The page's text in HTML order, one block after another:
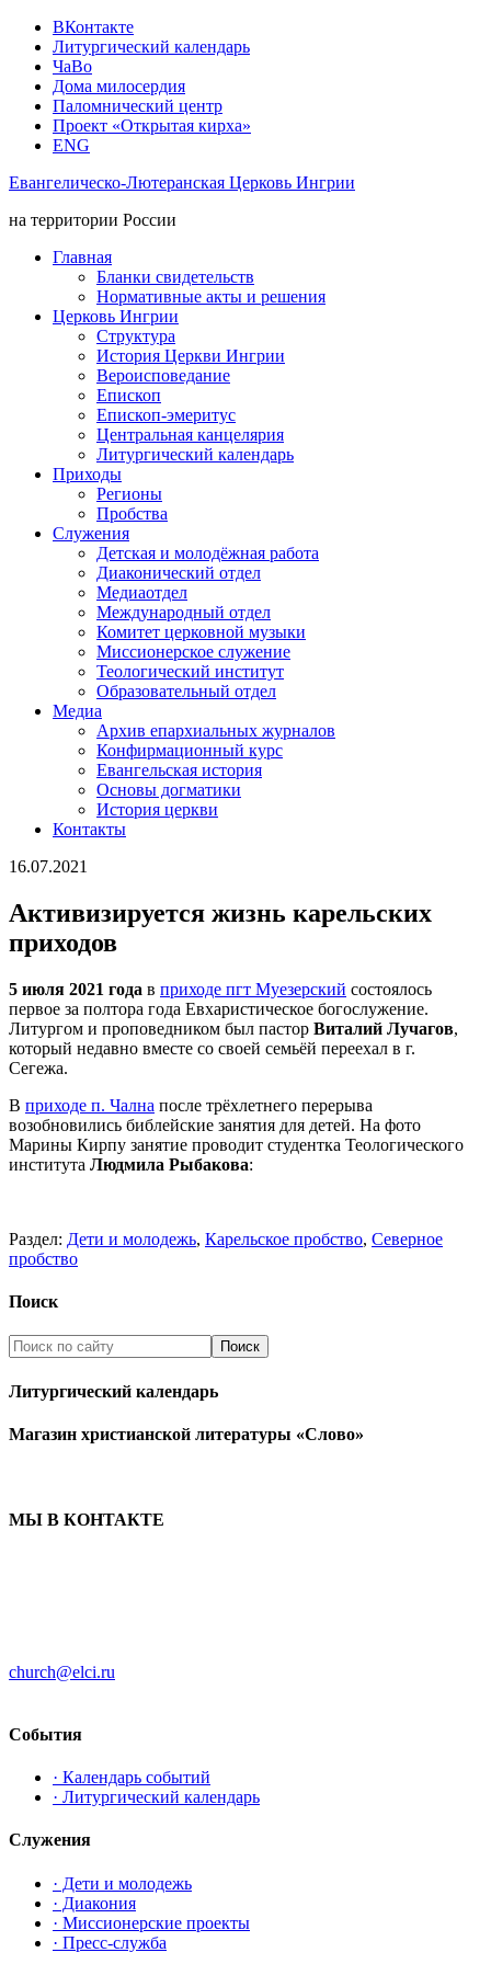
ВКонтакте
Литургический календарь
ЧаВо
Дома милосердия
Паломнический центр
Проект «Открытая кирха»
ENG
Евангелическо-Лютеранская Церковь Ингрии
на территории России
Главная
Бланки свидетельств
Нормативные акты и решения
Церковь Ингрии
Структура
История Церкви Ингрии
Вероисповедание
Епископ
Епископ-эмеритус
Центральная канцелярия
Литургический календарь
Приходы
Регионы
Пробства
Служения
Детская и молодёжная работа
Диаконический отдел
Медиаотдел
Международный отдел
Комитет церковной музыки
Миссионерское служение
Теологический институт
Образовательный отдел
Медиа
Архив епархиальных журналов
Конфирмационный курс
Евангельская история
Основы догматики
История церкви
Контакты
16.07.2021
Активизируется жизнь карельских
приходов
5 июля 2021 года в приходе пгт Муезерский состоялось
первое за полтора года Евхаристическое богослужение.
Литургом и проповедником был пастор Виталий Лучагов,
который недавно вместе со своей семьёй переехал в г.
Сегежа.
В приходе п. Чална после трёхлетнего перерыва
возобновились библейские занятия для детей. На фото
Марины Кирпу занятие проводит студентка Теологического
института Людмила Рыбакова:
Раздел: Дети и молодежь, Карельское пробство, Северное
пробство
Поиск
Литургический календарь
Магазин христианской литературы «Слово»
МЫ В КОНТАКТЕ
church@elci.ru
События
· Календарь событий
· Литургический календарь
Служения
· Дети и молодежь
· Диакония
· Миссионерские проекты
· Пресс-служба